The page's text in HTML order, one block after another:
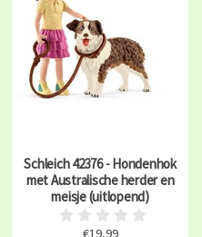
Schleich 42376 - Hondenhok
met Australische herder en
meisje (uitlopend)
€19,99